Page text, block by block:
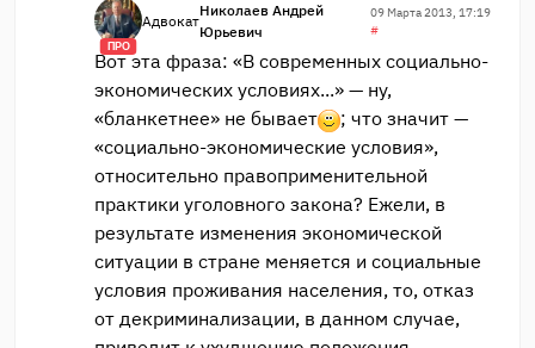
ПРО
Адвокат
Николаев Андрей
Юрьевич
09 Марта 2013, 17:19
#
Вот эта фраза: «В современных социально-
экономических условиях...» — ну,
«бланкетнее» не бывает
; что значит —
«социально-экономические условия»,
относительно правоприменительной
практики уголовного закона? Ежели, в
результате изменения экономической
ситуации в стране меняется и социальные
условия проживания населения, то, отказ
от декриминализации, в данном случае,